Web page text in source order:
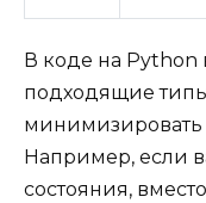
В коде на Python
подходящие
минимизировать
Например, если
состояния,